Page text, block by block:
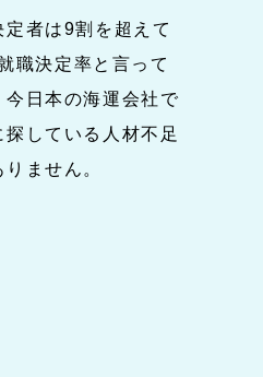
者は9割を超えて
職決定率と言って
今日本の海運会社で
している人材不足
ません。